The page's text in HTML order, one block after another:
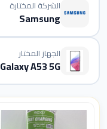
الشركة المختارة
Samsung
الجهاز المختار
Galaxy A53 5G